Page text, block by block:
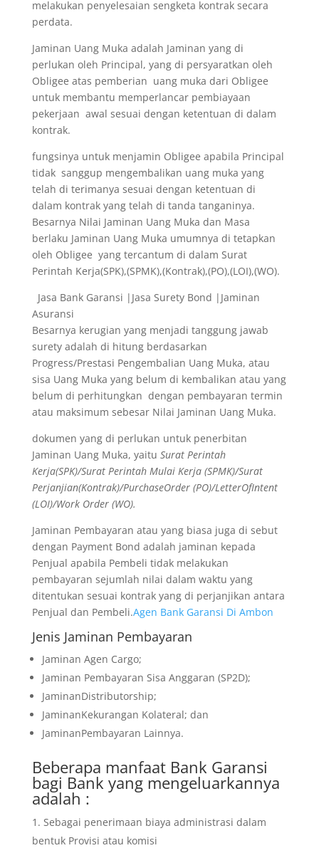
melakukan penyelesaian sengketa kontrak secara
perdata.
Jaminan Uang Muka adalah Jaminan yang di
perlukan oleh Principal, yang di persyaratkan oleh
Obligee atas pemberian uang muka dari Obligee
untuk membantu memperlancar pembiayaan
pekerjaan awal sesuai dengan ketentuan di dalam
kontrak.
fungsinya untuk menjamin Obligee apabila Principal
tidak sanggup mengembalikan uang muka yang
telah di terimanya sesuai dengan ketentuan di
dalam kontrak yang telah di tanda tanganinya.
Besarnya Nilai Jaminan Uang Muka dan Masa
berlaku Jaminan Uang Muka umumnya di tetapkan
oleh Obligee yang tercantum di dalam Surat
Perintah Kerja(SPK),(SPMK),(Kontrak),(PO),(LOI),(WO).
Jasa Bank Garansi |Jasa Surety Bond |Jaminan
Asuransi
Besarnya kerugian yang menjadi tanggung jawab
surety adalah di hitung berdasarkan
Progress/Prestasi Pengembalian Uang Muka, atau
sisa Uang Muka yang belum di kembalikan atau yang
belum di perhitungkan dengan pembayaran termin
atau maksimum sebesar Nilai Jaminan Uang Muka.
dokumen yang di perlukan untuk penerbitan
Jaminan Uang Muka, yaitu Surat Perintah
Kerja(SPK)/Surat Perintah Mulai Kerja (SPMK)/Surat
Perjanjian(Kontrak)/PurchaseOrder (PO)/LetterOfIntent
(LOI)/Work Order (WO).
Jaminan Pembayaran atau yang biasa juga di sebut
dengan Payment Bond adalah jaminan kepada
Penjual apabila Pembeli tidak melakukan
pembayaran sejumlah nilai dalam waktu yang
ditentukan sesuai kontrak yang di perjanjikan antara
Penjual dan Pembeli.Agen Bank Garansi Di Ambon
Jenis Jaminan Pembayaran
Jaminan Agen Cargo;
Jaminan Pembayaran Sisa Anggaran (SP2D);
JaminanDistributorship;
JaminanKekurangan Kolateral; dan
JaminanPembayaran Lainnya.
Beberapa manfaat Bank Garansi
bagi Bank yang mengeluarkannya
adalah :
Sebagai penerimaan biaya administrasi dalam
bentuk Provisi atau komisi